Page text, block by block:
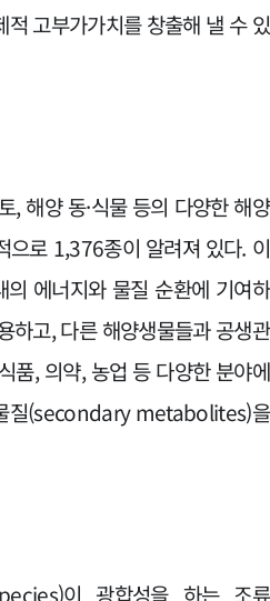
고부가가치를 창출해 낼 수 있
, 해양 동·식물 등의 다양한 해양
으로 1,376종이 알려져 있다. 이
에너지와 물질 순환에 기여하
하고, 다른 해양생물들과 공생관
품, 의약, 농업 등 다양한 분야에
질(secondary metabolites)을
이 광합성을 하는 조류